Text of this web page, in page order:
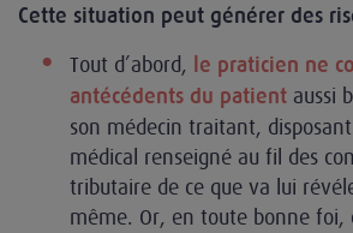
Cette situation peut générer des
Tout d’abord, le praticien ne
antécédents du patient aussi
son médecin traitant, disposant
médical renseigné au fil des
tributaire de ce que va lui
même. Or, en toute bonne foi,